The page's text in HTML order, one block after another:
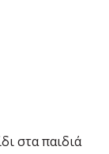
στα παιδιά